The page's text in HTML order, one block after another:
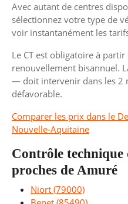
Avec autant de centres
sélectionnez votre type de
voir instantanément les
Le CT est obligatoire à
renouvellement bisannuel.
— doit intervenir dans les 2
défavorable.
Comparer les prix dans le
Nouvelle-Aquitaine
Contrôle technique
proches de Amuré
Niort (79000)